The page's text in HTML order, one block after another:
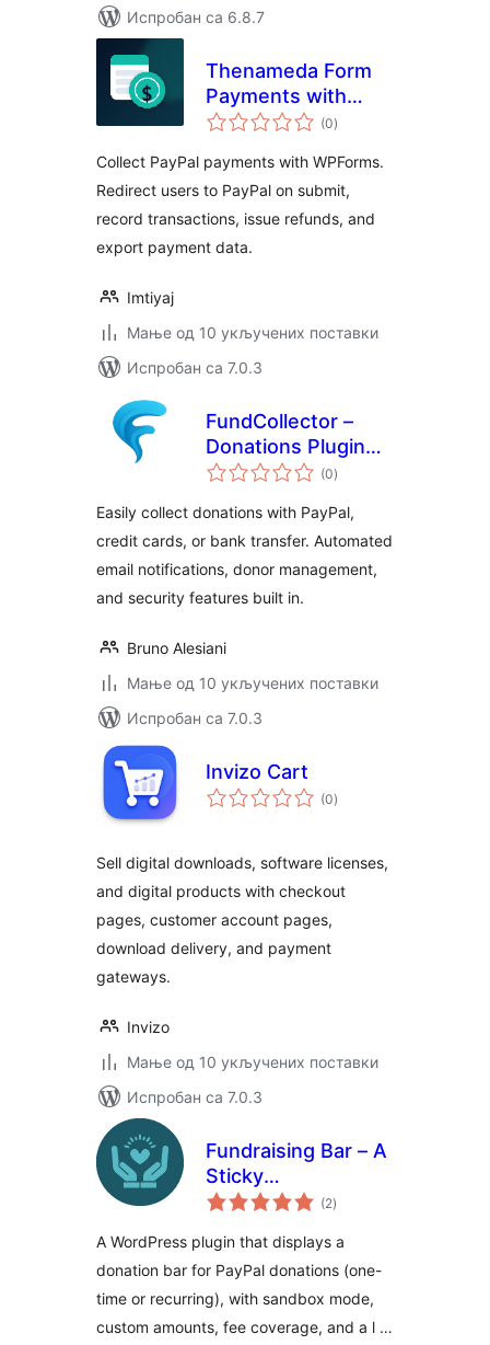
Испробан са 6.8.7
Thenameda Form
Payments with
PayPal for
(0укупних
оцена
)
Collect PayPal payments with WPForms.
Redirect users to PayPal on submit,
record transactions, issue refunds, and
export payment data.
Imtiyaj
Мање од 10 укључених поставки
Испробан са 7.0.3
FundCollector –
Donations Plugin
and Fundraising
WordPress
(0укупних
оцена
)
Easily collect donations with PayPal,
credit cards, or bank transfer. Automated
email notifications, donor management,
and security features built in.
Bruno Alesiani
Мање од 10 укључених поставки
Испробан са 7.0.3
Invizo Cart
(0укупних
оцена
)
Sell digital downloads, software licenses,
and digital products with checkout
pages, customer account pages,
download delivery, and payment
gateways.
Invizo
Мање од 10 укључених поставки
Испробан са 7.0.3
Fundraising Bar – A
Sticky
Customizable
WordPress
(2укупних
оцена
)
A WordPress plugin that displays a
donation bar for PayPal donations (one-
time or recurring), with sandbox mode,
custom amounts, fee coverage, and a l …